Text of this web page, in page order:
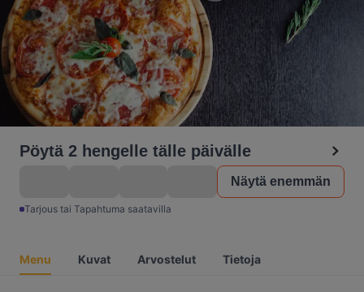
Pöytä 2 hengelle tälle päivälle
Näytä enemmän
Tarjous tai Tapahtuma saatavilla
Menu Kuvat Arvostelut Tietoja